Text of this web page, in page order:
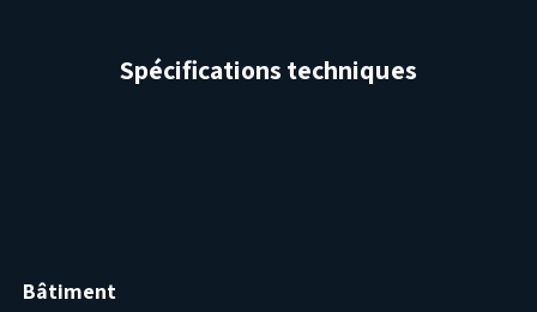
Spécifications techniques
Bâtiment